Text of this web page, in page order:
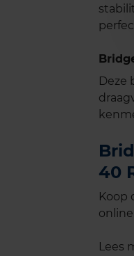
Deze
40
Koop
Lees